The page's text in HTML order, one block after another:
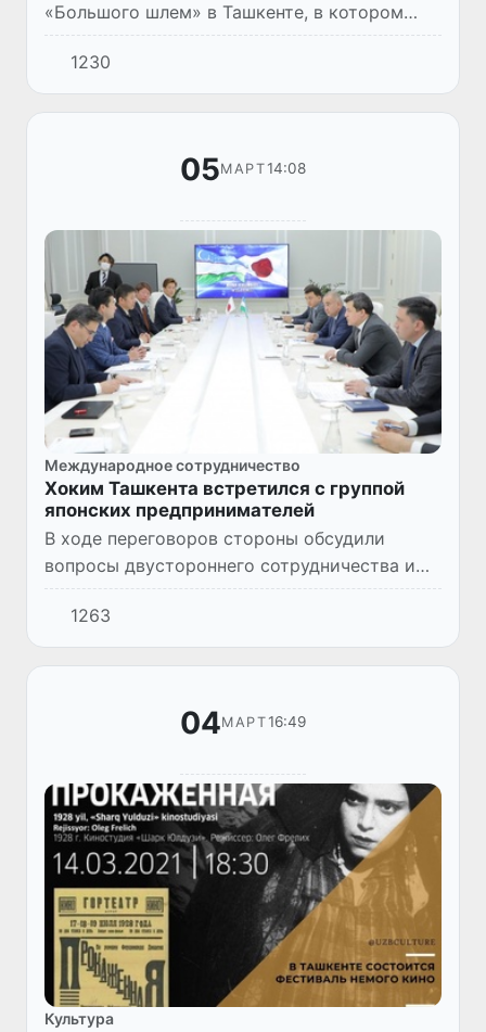
«Большого шлем» в Ташкенте, в котором
участвуют около пятисот атлетов из 70
государств, после первого дня поединков
уверенно возглавили общий зачет д...
1230
05МАРТ14:08
Международное сотрудничество
Хоким Ташкента встретился с группой
японских предпринимателей
В ходе переговоров стороны обсудили
вопросы двустороннего сотрудничества и
реализации совместных проектов.
1263
04МАРТ16:49
Культура